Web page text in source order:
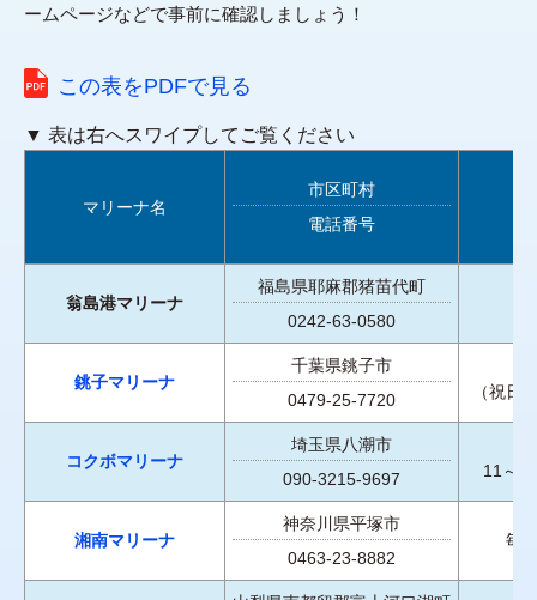
ームページなどで事前に確認しましょう！
この表をPDFで見る
▼ 表は右へスワイプしてご覧ください
マリーナ名
市区町村
電話番号
翁島港マリーナ
福島県耶麻郡猪苗代町
0242-63-0580
銚子マリーナ
千葉県銚子市
0479-25-7720
（祝日
コクボマリーナ
埼玉県八潮市
090-3215-9697
11～2
湘南マリーナ
神奈川県平塚市
0463-23-8882
毎